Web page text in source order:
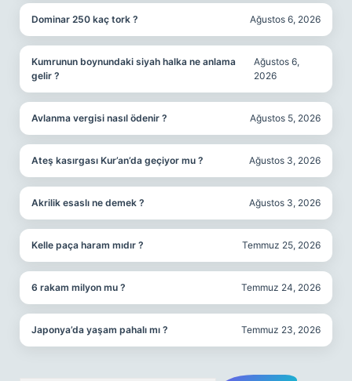
Dominar 250 kaç tork ? Ağustos 6, 2026
Kumrunun boynundaki siyah halka ne anlama
gelir ?
Ağustos 6,
2026
Avlanma vergisi nasıl ödenir ? Ağustos 5, 2026
Ateş kasırgası Kur’an’da geçiyor mu ? Ağustos 3, 2026
Akrilik esaslı ne demek ? Ağustos 3, 2026
Kelle paça haram mıdır ? Temmuz 25, 2026
6 rakam milyon mu ? Temmuz 24, 2026
Japonya’da yaşam pahalı mı ? Temmuz 23, 2026